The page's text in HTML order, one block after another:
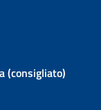
(consigliato)